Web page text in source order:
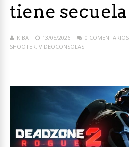
tiene secuela
KIBA 13/05/2026 0 COMENTARIOS
SHOOTER, VIDEOCONSOLAS